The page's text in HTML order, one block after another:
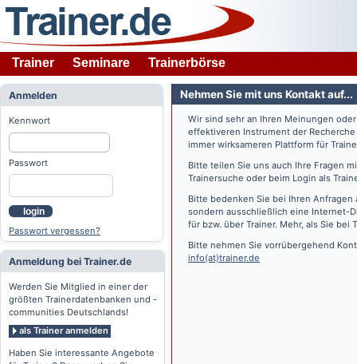
Trainer Seminare Trainerbörse
Anmelden
Kennwort
Passwort
login
Passwort vergessen?
Anmeldung bei Trainer.de
Werden Sie Mitglied in einer der
größten Trainerdatenbanken und -
communities Deutschlands!
als Trainer anmelden
Haben Sie interessante Angebote
Nehmen Sie mit uns Kontakt auf...
Wir sind sehr an Ihren Meinungen
effektiveren Instrument der
immer wirksameren Plattform für
Bitte teilen Sie uns auch Ihre Fragen
Trainersuche oder beim Login als
Bitte bedenken Sie bei Ihren
sondern ausschließlich eine Internet-
für bzw. über Trainer. Mehr, als Sie bei
Bitte nehmen Sie vorrübergehend
info(at)trainer.de